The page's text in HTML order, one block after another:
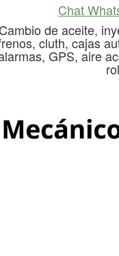
A
A 7:00 PM)
bomba de
con las luces,
de sistema de
Honda y Hummer.
Chat
Cambio de aceite,
cluth, cajas
GPS, aire